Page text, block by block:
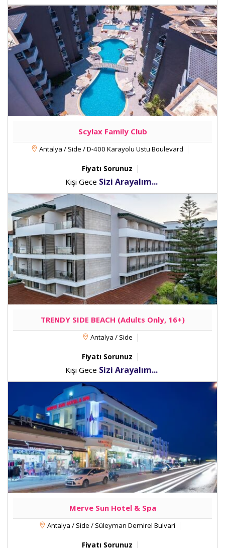
Scylax Family Club
Antalya / Side / D-400 Karayolu Ustu Boulevard
Fiyatı Sorunuz
Kişi Gece Sizi Arayalım...
TRENDY SIDE BEACH (Adults Only, 16+)
Antalya / Side
Fiyatı Sorunuz
Kişi Gece Sizi Arayalım...
Merve Sun Hotel & Spa
Antalya / Side / Süleyman Demirel Bulvari
Fiyatı Sorunuz